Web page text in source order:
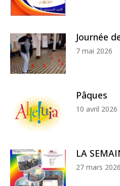
Journée
7 mai 2026
Pâques
10 avril 2026
LA
27 mars 2026